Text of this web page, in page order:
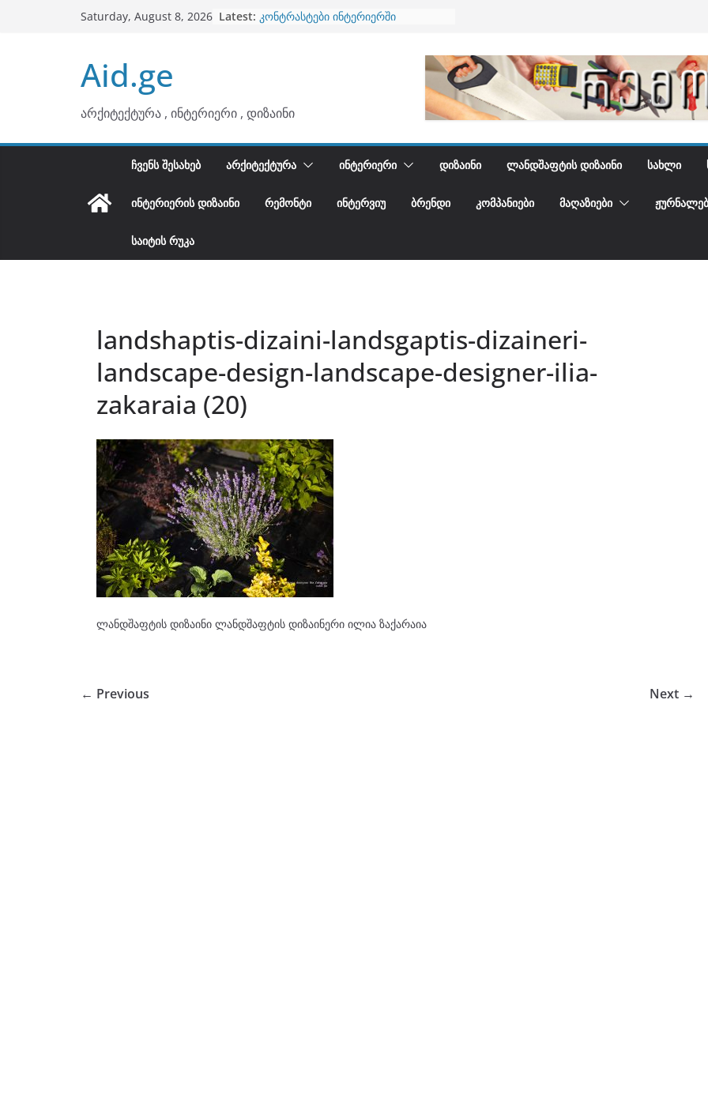
Saturday, August 8, 2026 Latest: კონტრასტები ინტერიერში
Aid.ge
არქიტექტურა , ინტერიერი , დიზაინი
ᲩᲕᲔᲜᲡ ᲨᲔᲡᲐᲮᲔᲑ ᲐᲠᲥᲘᲢᲔᲥᲢᲣᲠᲐ ᲘᲜᲢᲔᲠᲘᲔᲠᲘ ᲓᲘᲖᲐᲘᲜᲘ ᲚᲐᲜᲓᲨᲐᲤᲢᲘᲡ ᲓᲘᲖᲐᲘᲜᲘ ᲡᲐᲮᲚᲘ
ᲘᲜᲢᲔᲠᲘᲔᲠᲘᲡ ᲓᲘᲖᲐᲘᲜᲘ ᲠᲔᲛᲝᲜᲢᲘ ᲘᲜᲢᲔᲠᲕᲘᲣ ᲑᲠᲔᲜᲓᲘ ᲙᲝᲛᲞᲐᲜᲘᲔᲑᲘ ᲛᲐᲦᲐᲖᲘᲔᲑᲘ
ᲡᲐᲘᲢᲘᲡ ᲠᲣᲙᲐ
landshaptis-dizaini-landsgaptis-dizaineri-
landscape-design-landscape-designer-ilia-
zakaraia (20)
ლანდშაფტის დიზაინი ლანდშაფტის დიზაინერი ილია ზაქარაია
← Previous Next →